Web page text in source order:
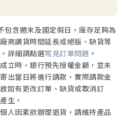
包含週末及國定假日，庫存足夠為
商調貨時間延長或絕版、缺貨等
詳細請點選常見訂單問題 。
立時，銀行預先授權金額，並未
出當日將進行請款，實際請款金
如有更改訂單、缺貨或取消訂
生。
人因素欲辦理退貨，請維持產品